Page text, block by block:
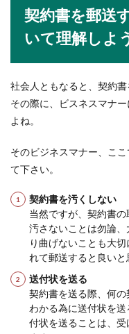
く
言
方
し
電
け
プ
契約書を郵送
いて理解しよ
社会人ともなると、契約書
その際に、ビスネスマナ
よね。
そのビジネスマナー、こ
て下さい。
契約書を汚くしない
当然ですが、契約書の
汚さないことは勿論
り曲げないことも大
れて郵送すると良いと
送付状を送る
契約書を送る際、何の
わかる為に送付状を
付状を送ることは、